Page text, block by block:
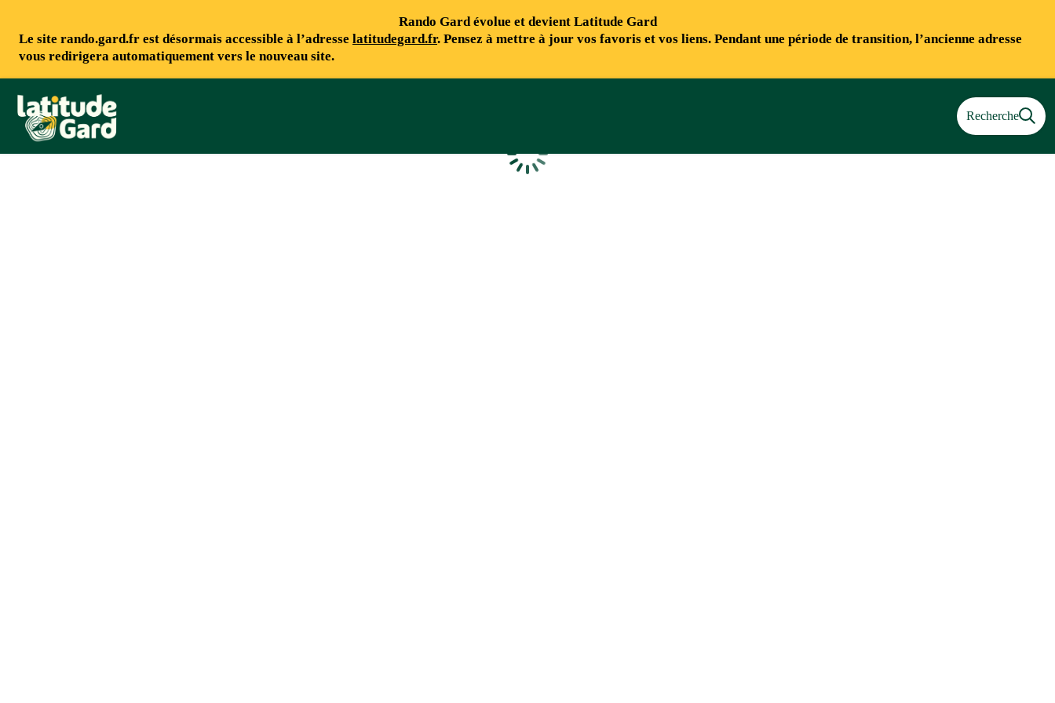
Rando Gard évolue et devient Latitude Gard
Le site rando.gard.fr est désormais accessible à l’adresse latitudegard.fr. Pensez à mettre à jour vos favoris et vos liens. Pendant une période de transition, l’ancienne adresse
vous redirigera automatiquement vers le nouveau site.
Rando Gard Recherche
Chargement